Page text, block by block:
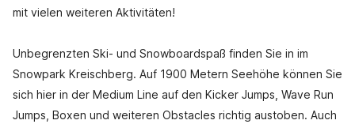
mit vielen weiteren Aktivitäten!
Unbegrenzten Ski- und Snowboardspaß finden Sie in im
Snowpark Kreischberg. Auf 1900 Metern Seehöhe können Sie
sich hier in der Medium Line auf den Kicker Jumps, Wave Run
Jumps, Boxen und weiteren Obstacles richtig austoben. Auch